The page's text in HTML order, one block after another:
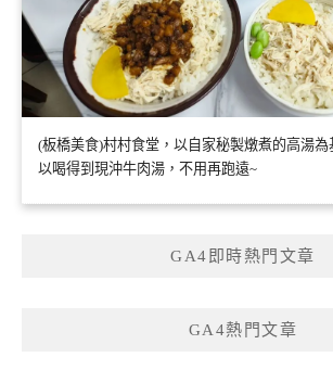
(板橋美食)村村食堂，以自家秘製燉煮的高湯為
以喝得到現沖牛肉湯，不用再跑遠~
GA4即時熱門文章
GA4熱門文章